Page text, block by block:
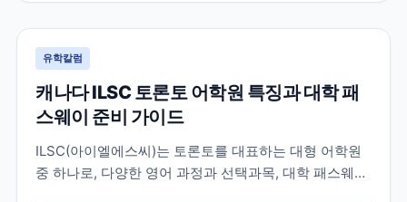
유학칼럼
캐나다 ILSC 토론토 어학원 특징과 대학 패
스웨이 준비 가이드
ILSC(아이엘에스씨)는 토론토를 대표하는 대형 어학원
중 하나로, 다양한 영어 과정과 선택과목, 대학 패스웨이